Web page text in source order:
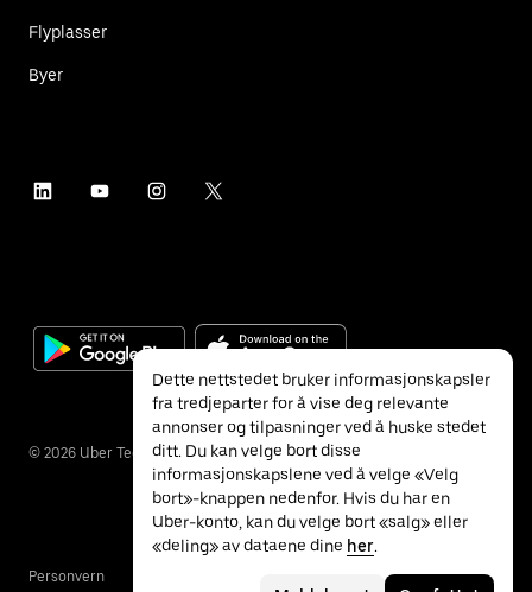
Flyplasser
Byer
© 2026 Uber Technologies Inc.
Personvern
Dette nettstedet bruker informasjonskapsler
fra tredjeparter for å vise deg relevante
annonser og tilpasninger ved å huske stedet
ditt. Du kan velge bort disse
informasjonskapslene ved å velge «Velg
bort»-knappen nedenfor. Hvis du har en
Uber-konto, kan du velge bort «salg» eller
«deling» av dataene dine her.